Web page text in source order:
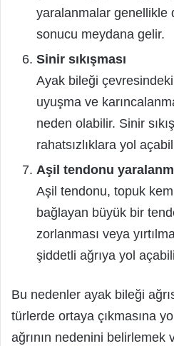
yaralanmalar genellikle
sonucu meydana gelir.
Sinir sıkışması
Ayak bileği çevresindeki
uyuşma ve
neden olabilir. Sinir
rahatsızlıklara yol
Aşil tendonu
Aşil tendonu, topuk
bağlayan büyük bir
zorlanması veya
şiddetli ağrıya yol
Bu nedenler ayak bileği
türlerde ortaya çıkmasına
ağrının nedenini belirlemek